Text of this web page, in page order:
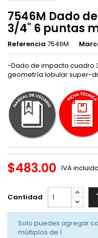
7546M Dado
3/4" 6 puntas
Referencia 7546M
-Dado de impacto cuadro
geometría lobular super-
$483.00 IVA incluido
Cantidad
Solo puedes agregar
múltiplos de 1